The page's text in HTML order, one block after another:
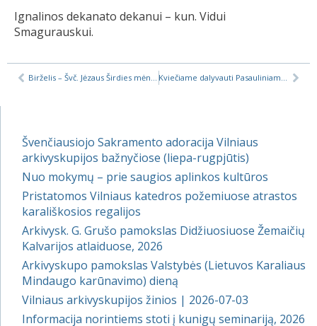
Ignalinos dekanato dekanui – kun. Vidui
Smagurauskui.
Birželis – Švč. Jėzaus Širdies mėnuo Kviečiame dalyvauti Pasauliniame Apaštaliniame Gailestingumo kongrese
Švenčiausiojo Sakramento adoracija Vilniaus
arkivyskupijos bažnyčiose (liepa-rugpjūtis)
Nuo mokymų – prie saugios aplinkos kultūros
Pristatomos Vilniaus katedros požemiuose atrastos
karališkosios regalijos
Arkivysk. G. Grušo pamokslas Didžiuosiuose Žemaičių
Kalvarijos atlaiduose, 2026
Arkivyskupo pamokslas Valstybės (Lietuvos Karaliaus
Mindaugo karūnavimo) dieną
Vilniaus arkivyskupijos žinios | 2026-07-03
Informacija norintiems stoti į kunigų seminariją, 2026